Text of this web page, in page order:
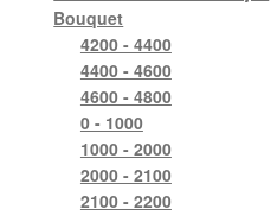
Bouquet
4200 - 4400
4400 - 4600
4600 - 4800
0 - 1000
1000 - 2000
2000 - 2100
2100 - 2200